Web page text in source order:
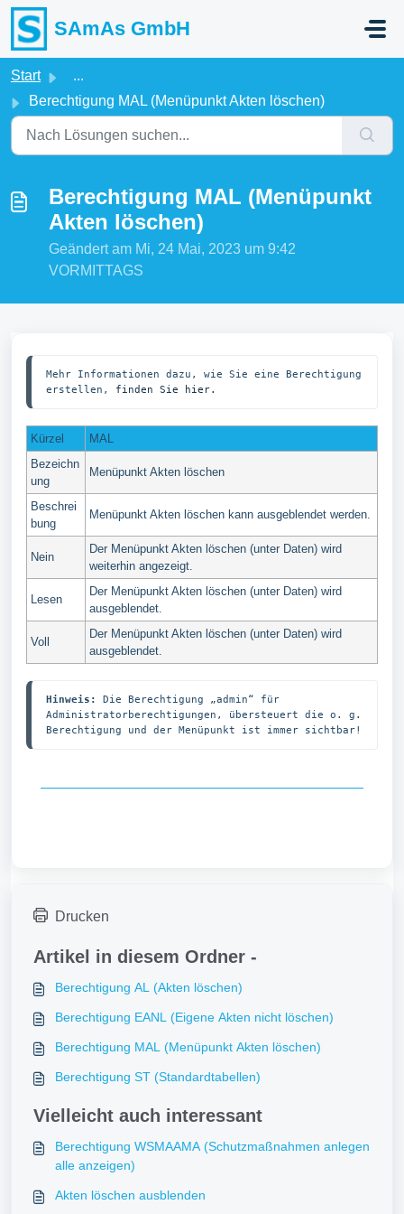
Zum hauptsächlichen Inhalt gehen
SAmAs GmbH
Start
...
Berechtigung MAL (Menüpunkt Akten löschen)
Berechtigung MAL (Menüpunkt
Akten löschen)
Geändert am Mi, 24 Mai, 2023 um 9:42
VORMITTAGS
Mehr Informationen dazu, wie Sie eine Berechtigung
erstellen, finden Sie hier.
Kürzel
MAL
Bezeichn
ung
Menüpunkt Akten löschen
Beschrei
bung
Menüpunkt Akten löschen kann ausgeblendet werden.
Nein
Der Menüpunkt Akten löschen (unter Daten) wird
weiterhin angezeigt.
Lesen
Der Menüpunkt Akten löschen (unter Daten) wird
ausgeblendet.
Voll
Der Menüpunkt Akten löschen (unter Daten) wird
ausgeblendet.
Hinweis:
Die Berechtigung „admin“ für
Administratorberechtigungen, übersteuert die o. g.
Berechtigung und der Menüpunkt ist immer sichtbar!
Drucken
Artikel in diesem Ordner -
Berechtigung AL (Akten löschen)
Berechtigung EANL (Eigene Akten nicht löschen)
Berechtigung MAL (Menüpunkt Akten löschen)
Berechtigung ST (Standardtabellen)
Vielleicht auch interessant
Berechtigung WSMAAMA (Schutzmaßnahmen anlegen
alle anzeigen)
Akten löschen ausblenden